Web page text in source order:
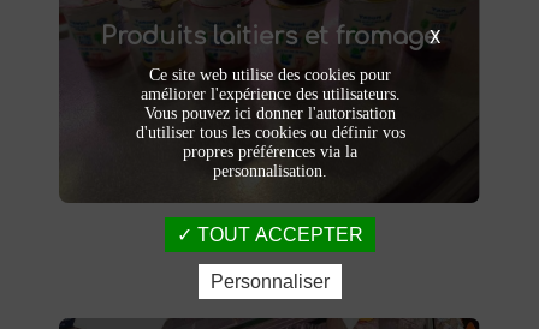
Produits laitiers et fromage
produits laitiers et fromages à
Saint-Saulve
. Yaourts crémeux, fromages
affinés et autres délices laitiers vous
attendent dans notre ferme. Livraison et
vente directe à la ferme pour une fraîcheur
garantie.
X
Ce site web utilise des cookies pour
améliorer l'expérience des utilisateurs.
Vous pouvez ici donner l'autorisation
d'utiliser tous les cookies ou définir vos
propres préférences via la
personnalisation.
TOUT ACCEPTER
Personnaliser